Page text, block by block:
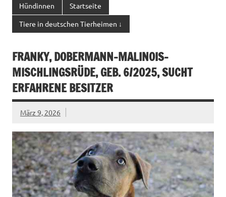
Hündinnen Startseite
Tiere in deutschen Tierheimen ↓
FRANKY, DOBERMANN-MALINOIS-
MISCHLINGSRÜDE, GEB. 6/2025, SUCHT
ERFAHRENE BESITZER
März 9, 2026